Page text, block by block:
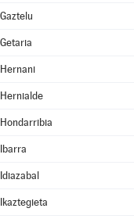
Gaztelu
Getaria
Hernani
Hernialde
Hondarribia
Ibarra
Idiazabal
Ikaztegieta